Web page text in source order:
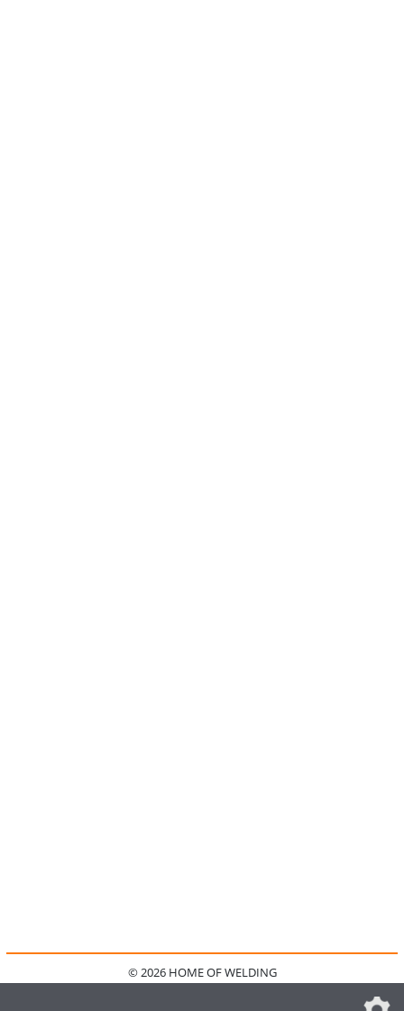
© 2026 HOME OF WELDING
IMPRESSUM